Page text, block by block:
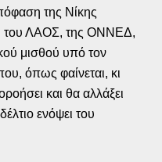
της Νίκης
του ΛΑΟΣ, της ΟΝΝΕΔ,
μισθού υπό τον
όπως φαίνεται, κι
και θα αλλάξει
ενόψει του